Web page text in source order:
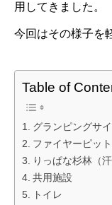
用してきました。
今回はその様子を
Table of
グランピングサイ
ファイヤーピット
りっぱな杉林（汗
共用施設
トイレ